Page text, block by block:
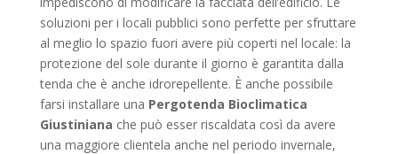
soluzioni per i locali pubblici sono perfette per sfruttare
al meglio lo spazio fuori avere più coperti nel locale: la
protezione del sole durante il giorno è garantita dalla
tenda che è anche idrorepellente. È anche possibile
farsi installare una Pergotenda Bioclimatica
Giustiniana che può esser riscaldata così da avere
una maggiore clientela anche nel periodo invernale,